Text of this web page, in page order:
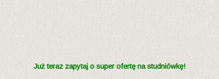
Już teraz zapytaj o super ofertę na studniówkę!